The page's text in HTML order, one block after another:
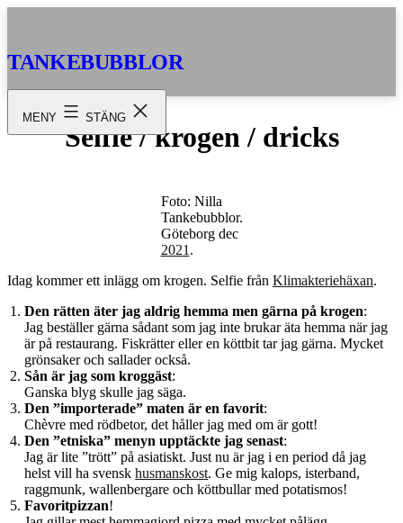
TANKEBUBBLOR
MENY STÄNG
Selfie / krogen / dricks
Foto: Nilla
Tankebubblor.
Göteborg dec
2021 .
Idag kommer ett inlägg om krogen. Selfie från Klimakteriehäxan.
Den rätten äter jag aldrig hemma men gärna på krogen:
Jag beställer gärna sådant som jag inte brukar äta hemma när jag
är på restaurang. Fiskrätter eller en köttbit tar jag gärna. Mycket
grönsaker och sallader också.
Sån är jag som kroggäst:
Ganska blyg skulle jag säga.
Den ”importerade” maten är en favorit:
Chèvre med rödbetor, det håller jag med om är gott!
Den ”etniska” menyn upptäckte jag senast:
Jag är lite ”trött” på asiatiskt. Just nu är jag i en period då jag
helst vill ha svenskhusmanskost. Ge mig kalops, isterband,
raggmunk, wallenbergare och köttbullar med potatismos!
Favoritpizzan!